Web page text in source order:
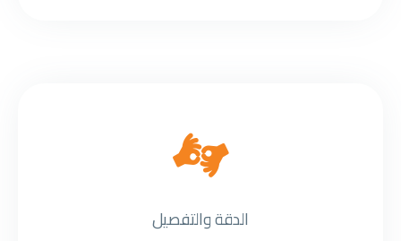
الدقة والتفصيل